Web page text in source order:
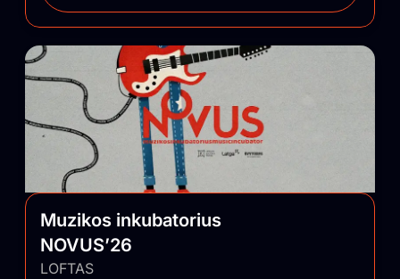
Muzikos inkubatorius
NOVUS’26
LOFTAS